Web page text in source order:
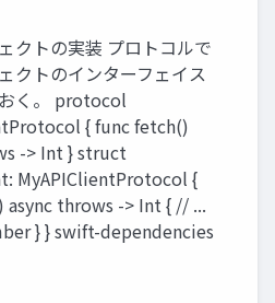
クトの実装 プロトコルで
クトのインターフェイス
く。 protocol
{ func fetch()
-> Int } struct
MyAPIClientProtocol {
throws -> Int { // ...
} } swift-dependencies